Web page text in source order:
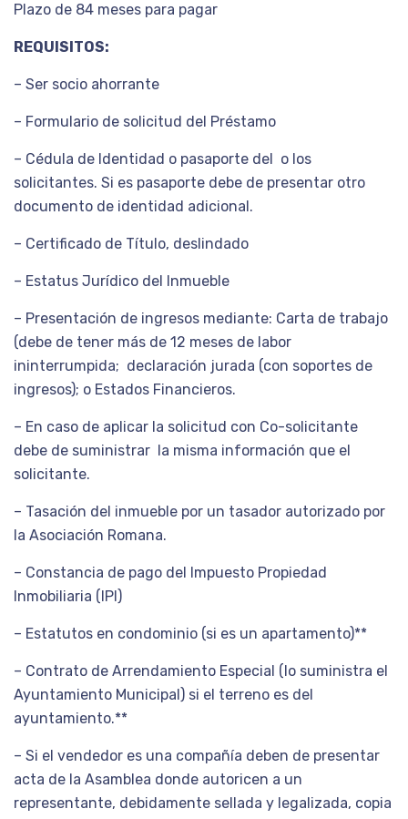
Plazo de 84 meses para pagar
REQUISITOS:
– Ser socio ahorrante
– Formulario de solicitud del Préstamo
– Cédula de Identidad o pasaporte del o los
solicitantes. Si es pasaporte debe de presentar otro
documento de identidad adicional.
– Certificado de Título, deslindado
– Estatus Jurídico del Inmueble
– Presentación de ingresos mediante: Carta de trabajo
(debe de tener más de 12 meses de labor
ininterrumpida; declaración jurada (con soportes de
ingresos); o Estados Financieros.
– En caso de aplicar la solicitud con Co-solicitante
debe de suministrar la misma información que el
solicitante.
– Tasación del inmueble por un tasador autorizado por
la Asociación Romana.
– Constancia de pago del Impuesto Propiedad
Inmobiliaria (IPI)
– Estatutos en condominio (si es un apartamento)**
– Contrato de Arrendamiento Especial (lo suministra el
Ayuntamiento Municipal) si el terreno es del
ayuntamiento.**
– Si el vendedor es una compañía deben de presentar
acta de la Asamblea donde autoricen a un
representante, debidamente sellada y legalizada, copia